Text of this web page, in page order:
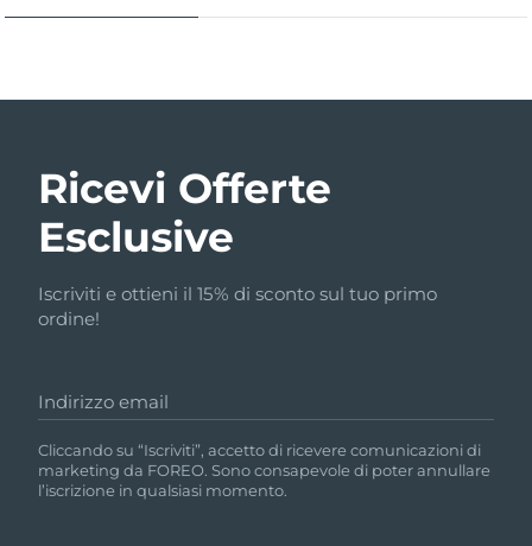
Ricevi Offerte
Esclusive
Iscriviti e ottieni il 15% di sconto sul tuo primo
ordine!
Indirizzo email
Cliccando su “Iscriviti”, accetto di ricevere comunicazioni di
marketing da FOREO. Sono consapevole di poter annullare
l’iscrizione in qualsiasi momento.